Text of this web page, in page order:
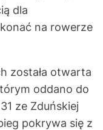
dla
na rowerze
została otwarta
oddano do
ze Zduńskiej
pokrywa się z